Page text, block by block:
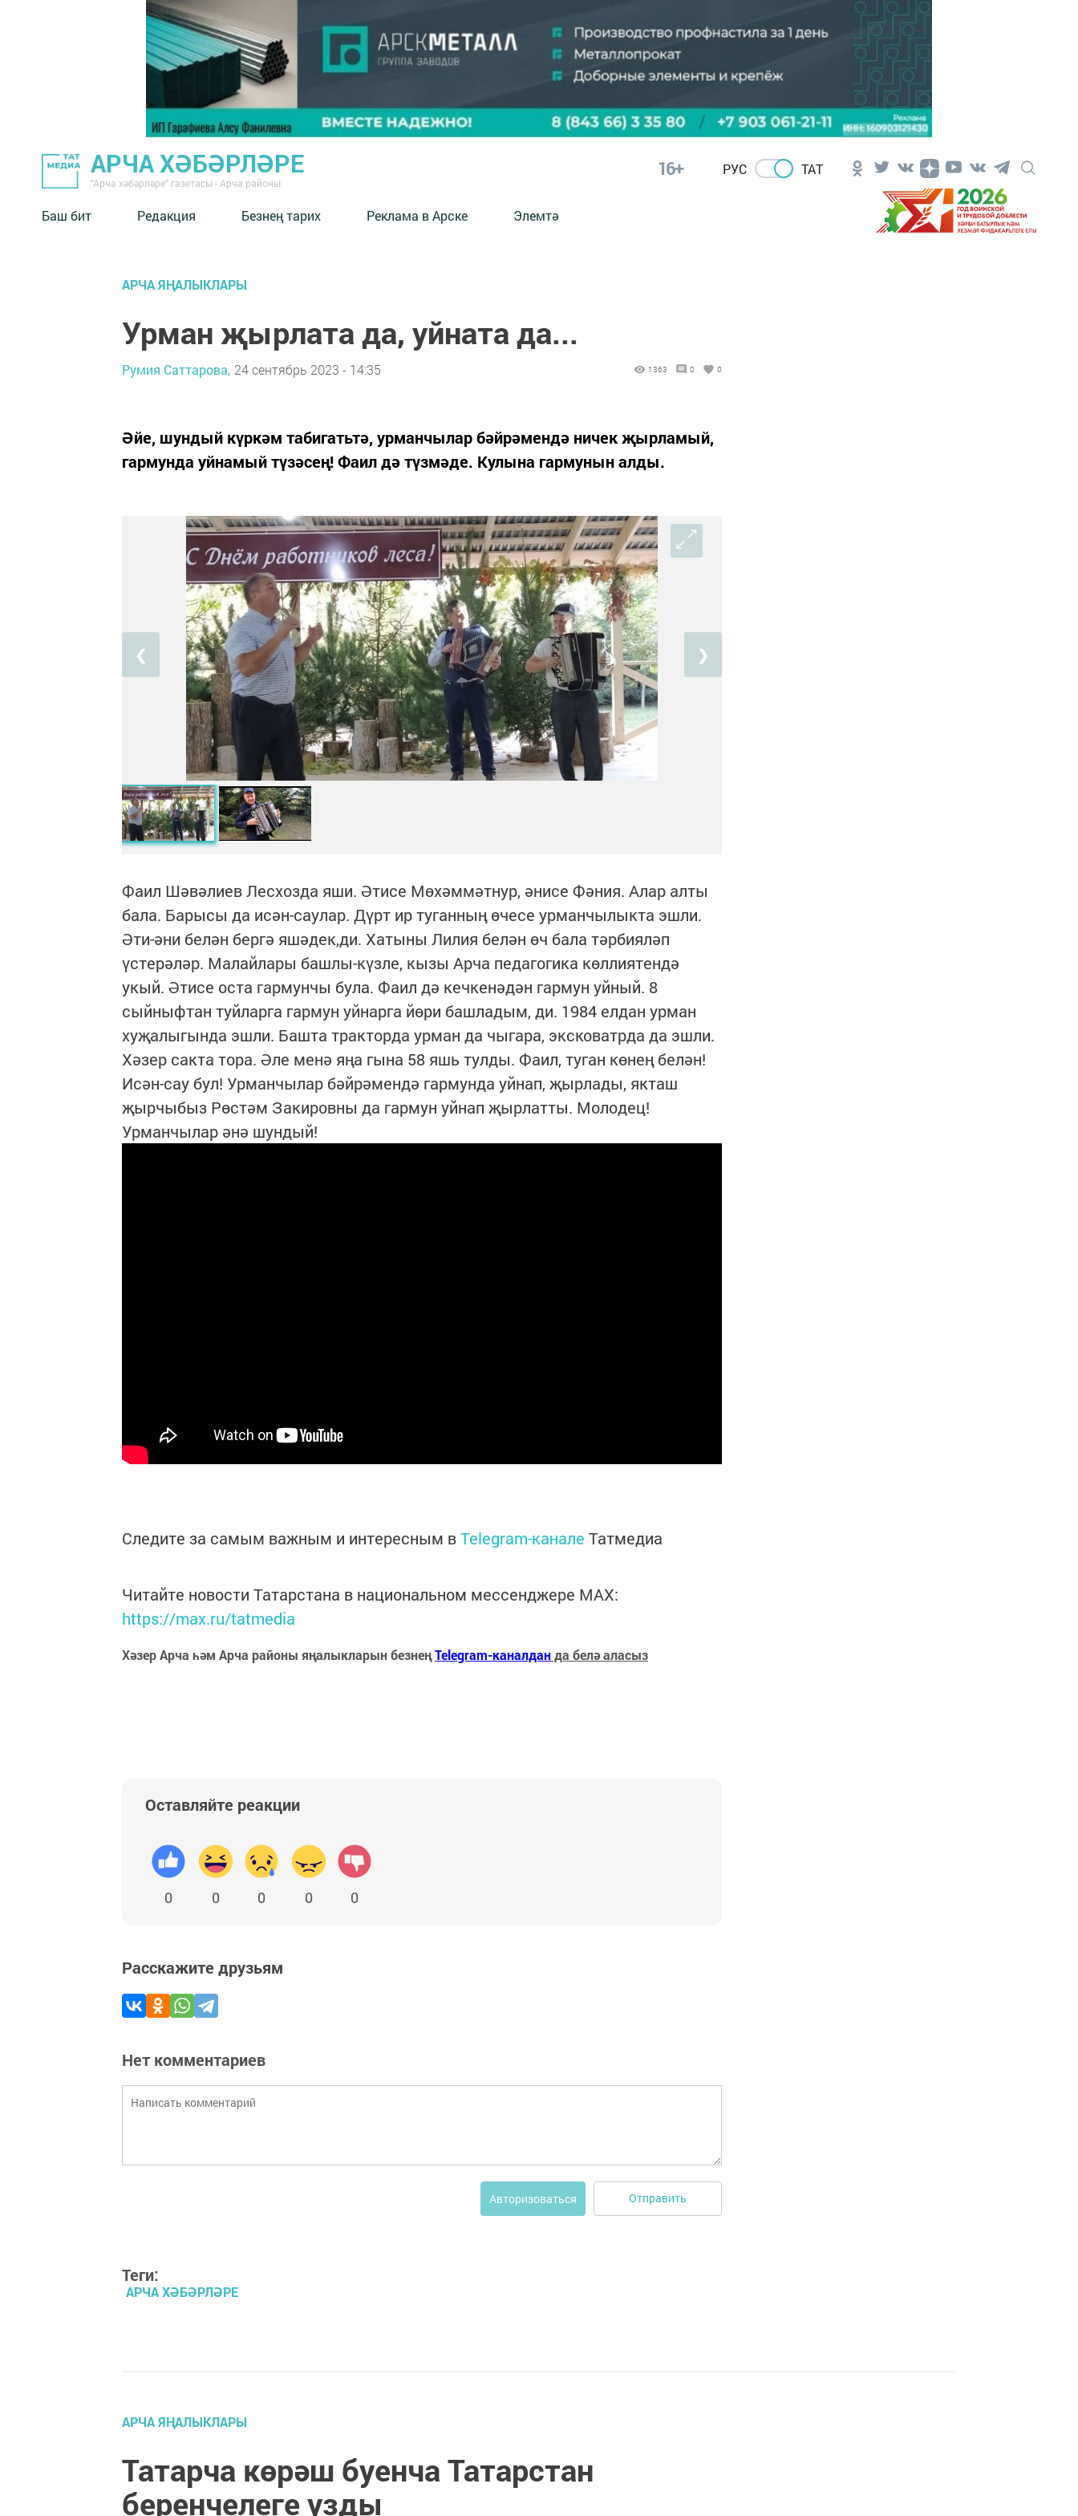
АРЧА ХӘБӘРЛӘРЕ
"Арча хәбәрләре" газетасы - Арча районы
16+ РУС ТАТ
Баш бит Редакция Безнең тарих Реклама в Арске Элемтә
АРЧА ЯҢАЛЫКЛАРЫ
Урман җырлата да, уйната да...
Румия Саттарова, 24 сентябрь 2023 - 14:35 1363 0 0
Әйе, шундый күркәм табигатьтә, урманчылар бәйрәмендә ничек җырламый,
гармунда уйнамый түзәсең! Фаил дә түзмәде. Кулына гармунын алды.
❮ ❯
Фаил Шәвәлиев Лесхозда яши. Әтисе Мөхәммәтнур, әнисе Фәния. Алар алты
бала. Барысы да исән-саулар. Дүрт ир туганның өчесе урманчылыкта эшли.
Әти-әни белән бергә яшәдек,ди. Хатыны Лилия белән өч бала тәрбияләп
үстерәләр. Малайлары башлы-күзле, кызы Арча педагогика көллиятендә
укый. Әтисе оста гармунчы була. Фаил дә кечкенәдән гармун уйный. 8
сыйныфтан туйларга гармун уйнарга йөри башладым, ди. 1984 елдан урман
хуҗалыгында эшли. Башта тракторда урман да чыгара, эксковатрда да эшли.
Хәзер сакта тора. Әле менә яңа гына 58 яшь тулды. Фаил, туган көнең белән!
Исән-сау бул! Урманчылар бәйрәмендә гармунда уйнап, җырлады, якташ
җырчыбыз Рөстәм Закировны да гармун уйнап җырлатты. Молодец!
Урманчылар әнә шундый!
Следите за самым важным и интересным вTelegram-канале Татмедиа
Читайте новости Татарстана в национальном мессенджере MАХ:
https://max.ru/tatmedia
Хәзер Арча һәм Арча районы яңалыкларын безнеңTelegram-каналданда белә аласыз
Оставляйте реакции
0 0 0 0 0
Расскажите друзьям
Нет комментариев
Авторизоваться Отправить
Теги:
АРЧА ХӘБӘРЛӘРЕ
АРЧА ЯҢАЛЫКЛАРЫ
Татарча көрәш буенча Татарстан
беренчелеге узды